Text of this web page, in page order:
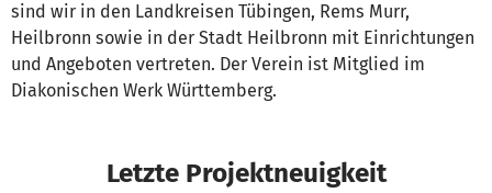
sind wir in den Landkreisen Tübingen, Rems Murr,
Heilbronn sowie in der Stadt Heilbronn mit Einrichtungen
und Angeboten vertreten. Der Verein ist Mitglied im
Diakonischen Werk Württemberg.
Letzte Projektneuigkeit